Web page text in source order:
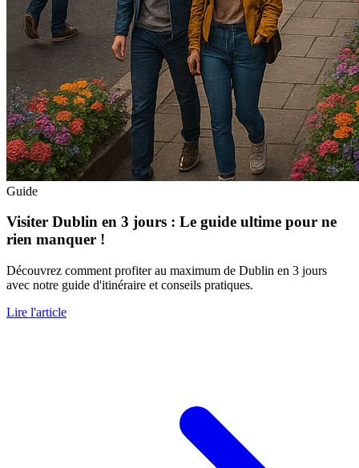
Guide
Visiter Dublin en 3 jours : Le guide ultime pour ne
rien manquer !
Découvrez comment profiter au maximum de Dublin en 3 jours
avec notre guide d'itinéraire et conseils pratiques.
Lire l'article